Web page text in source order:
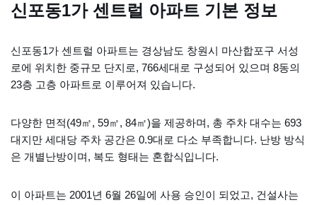
신포동1가 센트럴 아파트 기본 정보
신포동1가 센트럴 아파트는 경상남도 창원시 마산합포구 서성
로에 위치한 중규모 단지로, 766세대로 구성되어 있으며 8동의
23층 고층 아파트로 이루어져 있습니다.
다양한 면적(49㎡, 59㎡, 84㎡)을 제공하며, 총 주차 대수는 693
대지만 세대당 주차 공간은 0.9대로 다소 부족합니다. 난방 방식
은 개별난방이며, 복도 형태는 혼합식입니다.
이 아파트는 2001년 6월 26일에 사용 승인이 되었고, 건설사는